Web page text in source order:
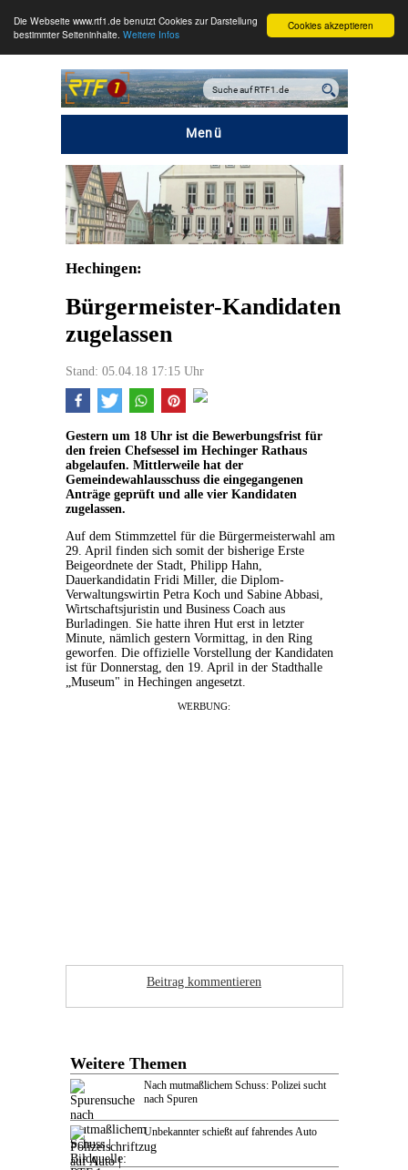
Cookies akzeptieren
Die Webseite www.rtf1.de benutzt Cookies zur Darstellung
bestimmter Seiteninhalte. Weitere Infos
Menü
Hechingen:
Bürgermeister-Kandidaten
zugelassen
Stand: 05.04.18 17:15 Uhr
Gestern um 18 Uhr ist die Bewerbungsfrist für
den freien Chefsessel im Hechinger Rathaus
abgelaufen. Mittlerweile hat der
Gemeindewahlausschuss die eingegangenen
Anträge geprüft und alle vier Kandidaten
zugelassen.
Auf dem Stimmzettel für die Bürgermeisterwahl am
29. April finden sich somit der bisherige Erste
Beigeordnete der Stadt, Philipp Hahn,
Dauerkandidatin Fridi Miller, die Diplom-
Verwaltungswirtin Petra Koch und Sabine Abbasi,
Wirtschaftsjuristin und Business Coach aus
Burladingen. Sie hatte ihren Hut erst in letzter
Minute, nämlich gestern Vormittag, in den Ring
geworfen. Die offizielle Vorstellung der Kandidaten
ist für Donnerstag, den 19. April in der Stadthalle
„Museum" in Hechingen angesetzt.
WERBUNG:
Beitrag kommentieren
Weitere Themen
Nach mutmaßlichem Schuss: Polizei sucht
nach Spuren
Unbekannter schießt auf fahrendes Auto